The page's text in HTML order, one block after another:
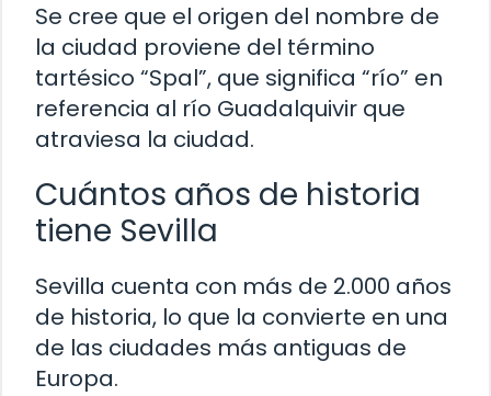
Se cree que el origen del nombre de
la ciudad proviene del término
tartésico “Spal”, que significa “río” en
referencia al río Guadalquivir que
atraviesa la ciudad.
Cuántos años de historia
tiene Sevilla
Sevilla cuenta con más de 2.000 años
de historia, lo que la convierte en una
de las ciudades más antiguas de
Europa.